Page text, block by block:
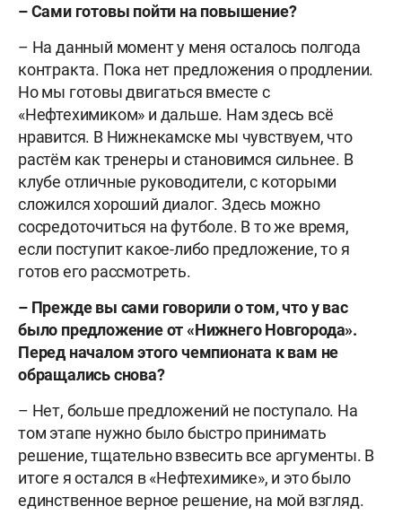
– Сами готовы пойти на повышение?
– На данный момент у меня осталось полгода
контракта. Пока нет предложения о продлении.
Но мы готовы двигаться вместе с
«Нефтехимиком» и дальше. Нам здесь всё
нравится. В Нижнекамске мы чувствуем, что
растём как тренеры и становимся сильнее. В
клубе отличные руководители, с которыми
сложился хороший диалог. Здесь можно
сосредоточиться на футболе. В то же время,
если поступит какое-либо предложение, то я
готов его рассмотреть.
– Прежде вы сами говорили о том, что у вас
было предложение от «Нижнего Новгорода».
Перед началом этого чемпионата к вам не
обращались снова?
– Нет, больше предложений не поступало. На
том этапе нужно было быстро принимать
решение, тщательно взвесить все аргументы. В
итоге я остался в «Нефтехимике», и это было
единственное верное решение, на мой взгляд.